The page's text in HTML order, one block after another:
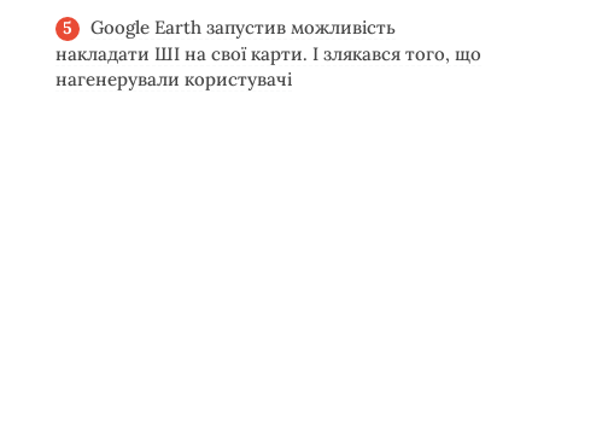
Google Earth запустив можливість
накладати ШІ на свої карти. І злякався того, що
нагенерували користувачі